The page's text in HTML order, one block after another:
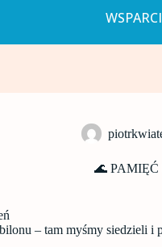
🌊
– tam myśmy siedzieli i